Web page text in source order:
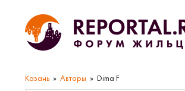
Казань Авторы Dima F